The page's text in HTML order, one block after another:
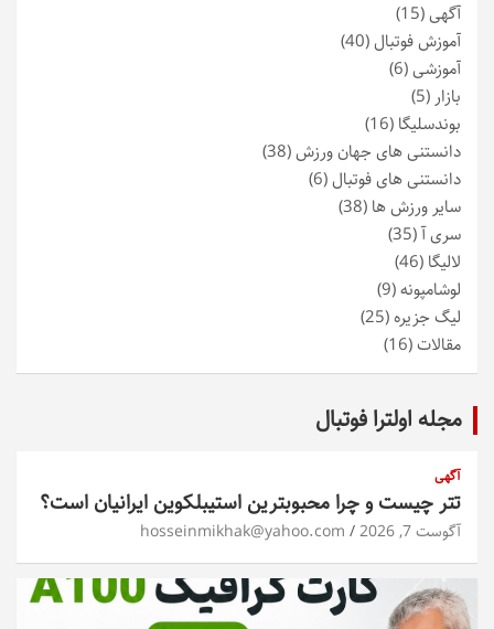
آگهی(15)
آموزش فوتبال(40)
آموزشی(6)
بازار (5)
بوندسلیگا (16)
دانستنی های جهان ورزش(38)
دانستنی های فوتبال(6)
سایر ورزش ها (38)
سری آ(35)
لالیگا (46)
لوشامپونه(9)
لیگ جزیره(25)
مقالات(16)
مجله اولترا فوتبال
آگهی
تتر چیست و چرا محبوبترین استیبلکوین ایرانیان است؟
آگوست 7, 2026 hosseinmikhak@yahoo.com